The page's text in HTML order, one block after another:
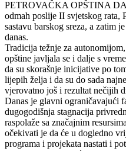
PETROVAČKA OPŠTINA
odmah poslije II svjetskog rata,
sastavu barskog sreza, a zatim
danas.
Tradicija težnje za
opštine javljala se i dalje s
da su skorašnje inicijative po
lijepih želja i da su do sada
vjerovatno još i rezultat nečijih
Danas je glavni ograničavajući
dugogodišnja stagnacija
raspolaže sa značajnim
očekivati je da će u dogledno
programa i projekata nastati i